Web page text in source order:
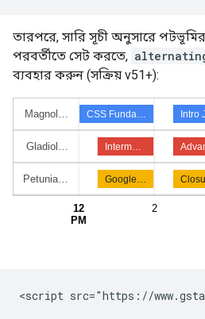
তারপরে, সারি সূচী অনুসারে
পরবর্তীতে সেট করতে,
ব্যবহার করুন (সক্রিয় v51+):
<script src="https://